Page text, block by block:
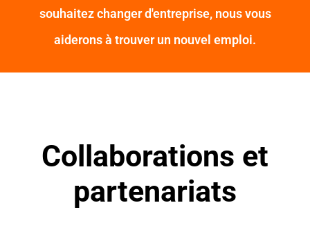
souhaitez changer d'entreprise, nous vous
aiderons à trouver un nouvel emploi.
Collaborations et
partenariats